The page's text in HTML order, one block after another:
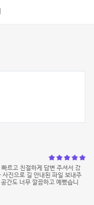
르고 친절하게 답변 주셔서 감
진으로 길 안내된 파일 보내주
간도 너무 깔끔하고 예뻤습니